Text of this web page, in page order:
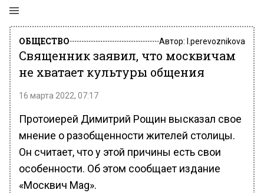
ОБЩЕСТВО Автор: l.perevoznikova
Священник заявил, что москвичам
не хватает культуры общения
16 марта 2022, 07:17
Протоиерей Димитрий Рощин высказал свое
мнение о разобщенности жителей столицы.
Он считает, что у этой причины есть свои
особенности. Об этом сообщает издание
«Москвич Mag».